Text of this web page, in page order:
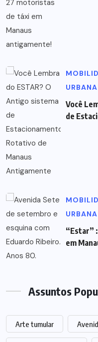
URBANA
Você
de
URBANA
“Estar”
em
Assuntos
Arte tumular